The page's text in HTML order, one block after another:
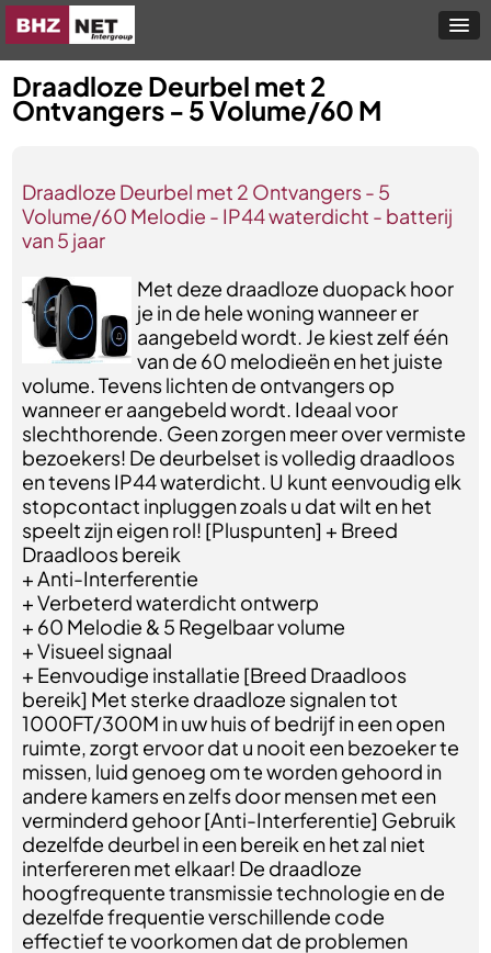
Draadloze Deurbel met 2
Ontvangers - 5 Volume/60 M
Draadloze Deurbel met 2 Ontvangers - 5
Volume/60 Melodie - IP44 waterdicht - batterij
van 5 jaar
Met deze draadloze duopack hoor
je in de hele woning wanneer er
aangebeld wordt. Je kiest zelf één
van de 60 melodieën en het juiste
volume. Tevens lichten de ontvangers op
wanneer er aangebeld wordt. Ideaal voor
slechthorende. Geen zorgen meer over vermiste
bezoekers! De deurbelset is volledig draadloos
en tevens IP44 waterdicht. U kunt eenvoudig elk
stopcontact inpluggen zoals u dat wilt en het
speelt zijn eigen rol! [Pluspunten] + Breed
Draadloos bereik
+ Anti-Interferentie
+ Verbeterd waterdicht ontwerp
+ 60 Melodie & 5 Regelbaar volume
+ Visueel signaal
+ Eenvoudige installatie [Breed Draadloos
bereik] Met sterke draadloze signalen tot
1000FT/300M in uw huis of bedrijf in een open
ruimte, zorgt ervoor dat u nooit een bezoeker te
missen, luid genoeg om te worden gehoord in
andere kamers en zelfs door mensen met een
verminderd gehoor [Anti-Interferentie] Gebruik
dezelfde deurbel in een bereik en het zal niet
interfereren met elkaar! De draadloze
hoogfrequente transmissie technologie en de
dezelfde frequentie verschillende code
effectief te voorkomen dat de problemen